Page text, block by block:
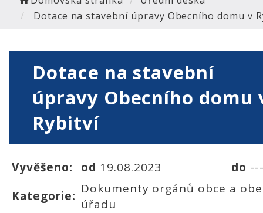
Dotace na stavební úpravy Obecního domu v
Dotace na stavební
úpravy Obecního domu
Rybitví
Vyvěšeno: od 19.08.2023 do
Kategorie: Dokumenty orgánů obce a
úřadu